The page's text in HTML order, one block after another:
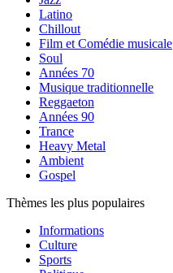
Latino
Chillout
Film et Comédie musicale
Soul
Années 70
Musique traditionnelle
Reggaeton
Années 90
Trance
Heavy Metal
Ambient
Gospel
Thèmes les plus populaires
Informations
Culture
Sports